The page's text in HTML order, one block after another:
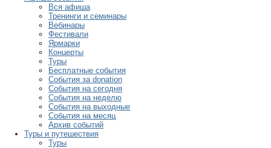
Вся афиша
Тренинги и семинары
Вебинары
Фестивали
Ярмарки
Концерты
Туры
Бесплатные события
События за donation
События на сегодня
События на неделю
События на выходные
События на месяц
Архив событий
Туры и путешествия
Туры